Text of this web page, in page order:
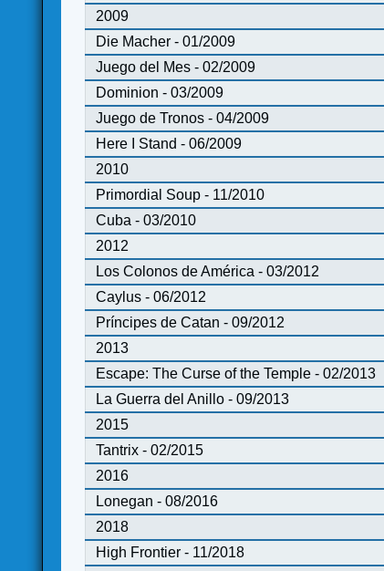
2009
Die Macher - 01/2009
Juego del Mes - 02/2009
Dominion - 03/2009
Juego de Tronos - 04/2009
Here I Stand - 06/2009
2010
Primordial Soup - 11/2010
Cuba - 03/2010
2012
Los Colonos de América - 03/2012
Caylus - 06/2012
Príncipes de Catan - 09/2012
2013
Escape: The Curse of the Temple - 02/2013
La Guerra del Anillo - 09/2013
2015
Tantrix - 02/2015
2016
Lonegan - 08/2016
2018
High Frontier - 11/2018